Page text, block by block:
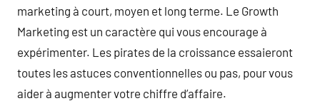
marketing à court, moyen et long terme. Le Growth
Marketing est un caractère qui vous encourage à
expérimenter. Les pirates de la croissance essaieront
toutes les astuces conventionnelles ou pas, pour vous
aider à augmenter votre chiffre d’affaire.